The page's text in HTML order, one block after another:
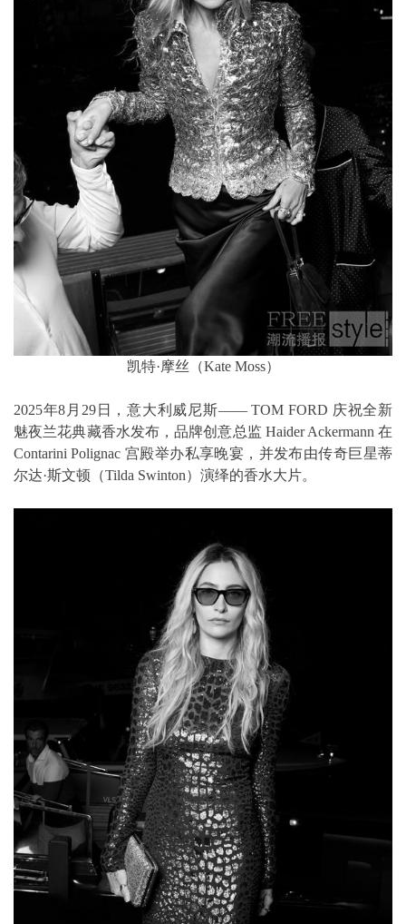
凯特·摩丝（Kate Moss）
2025年8月29日，意大利威尼斯—— TOM FORD 庆祝全新
魅夜兰花典藏香水发布，品牌创意总监 Haider Ackermann 在
Contarini Polignac 宫殿举办私享晚宴，并发布由传奇巨星蒂
尔达·斯文顿（Tilda Swinton）演绎的香水大片。